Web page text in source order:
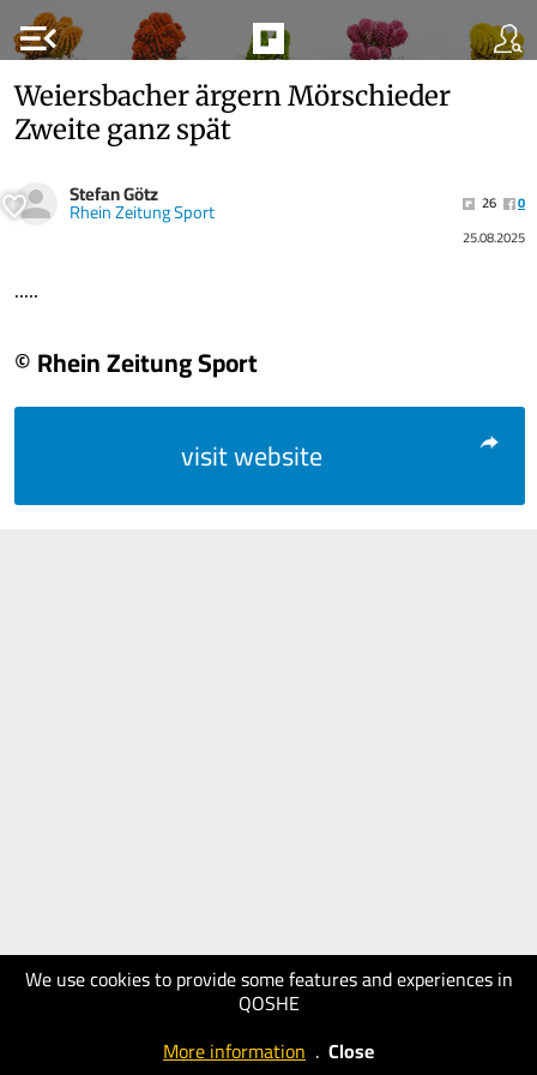
menu_open
We use cookies to provide some features and experiences in
QOSHE
More information . Close
Weiersbacher ärgern Mörschieder
Zweite ganz spät
Stefan Götz
Rhein Zeitung Sport 26
0
25.08.2025
.....
© Rhein Zeitung Sport
visit website